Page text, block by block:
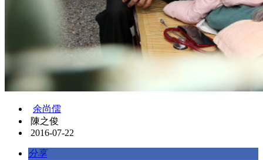
余尚儒
陳之俊
2016-07-22
分享